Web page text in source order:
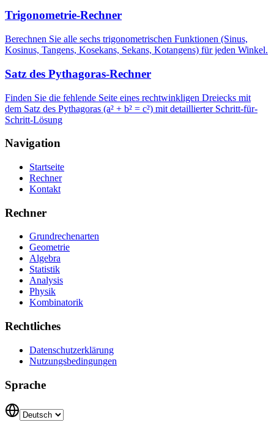
Trigonometrie-Rechner
Berechnen Sie alle sechs trigonometrischen Funktionen (Sinus,
Kosinus, Tangens, Kosekans, Sekans, Kotangens) für jeden Winkel.
Satz des Pythagoras-Rechner
Finden Sie die fehlende Seite eines rechtwinkligen Dreiecks mit
dem Satz des Pythagoras (a² + b² = c²) mit detaillierter Schritt-für-
Schritt-Lösung
Navigation
Startseite
Rechner
Kontakt
Rechner
Grundrechenarten
Geometrie
Algebra
Statistik
Analysis
Physik
Kombinatorik
Rechtliches
Datenschutzerklärung
Nutzungsbedingungen
Sprache